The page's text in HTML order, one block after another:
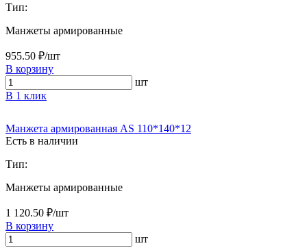
Тип:
Манжеты армированные
955.50 ₽/шт
В корзину
шт
В 1 клик
Манжета армированная AS 110*140*12
Есть в наличии
Тип:
Манжеты армированные
1 120.50 ₽/шт
В корзину
шт